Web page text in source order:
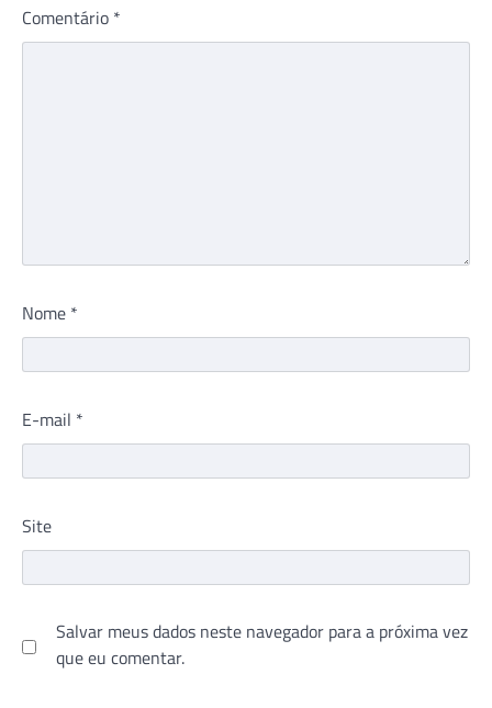
Comentário *
Nome *
E-mail *
Site
Salvar meus dados neste navegador para a próxima vez
que eu comentar.